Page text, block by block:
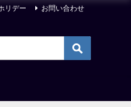
リデー お問い合わせ